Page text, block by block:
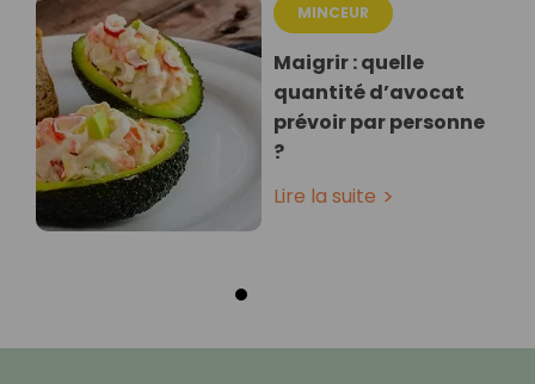
MINCEUR
Maigrir : quelle
quantité d’avocat
prévoir par personne
?
Lire la suite